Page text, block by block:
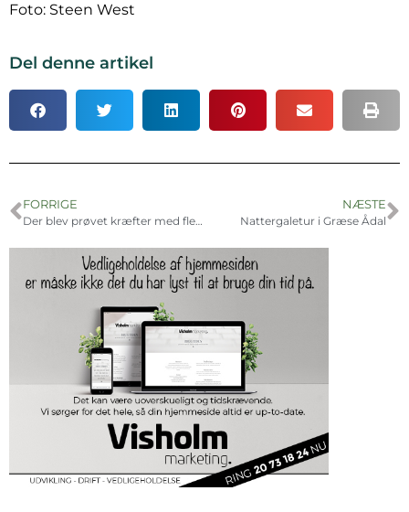
Foto: Steen West
Del denne artikel
FORRIGE
Der blev prøvet kræfter med flere sportsgrene
NÆSTE
Nattergaletur i Græse Ådal